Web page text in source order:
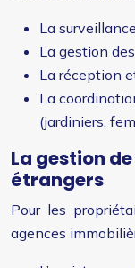
La
La gestion
La réception
La
(jardiniers,
La gestion
étrangers
Pour les
agences